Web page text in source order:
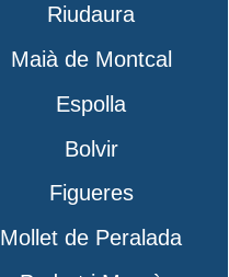
Riudaura
Maià de Montcal
Espolla
Bolvir
Figueres
Mollet de Peralada